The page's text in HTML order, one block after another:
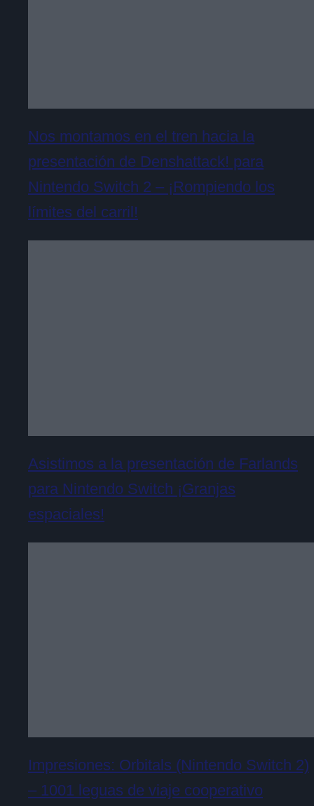
Nos montamos en el tren hacia la
presentación de Denshattack! para
Nintendo Switch 2 – ¡Rompiendo los
límites del carril!
Asistimos a la presentación de Farlands
para Nintendo Switch ¡Granjas
espaciales!
Impresiones: Orbitals (Nintendo Switch 2)
– 1001 leguas de viaje cooperativo